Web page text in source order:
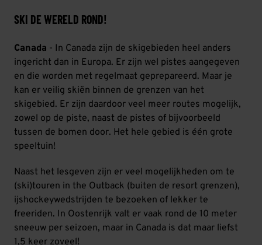
SKI DE WERELD ROND!
Canada - In Canada zijn de skigebieden heel anders
ingericht dan in Europa. Er zijn wel pistes aangegeven
en die worden met regelmaat geprepareerd. Maar je
kan er veilig skiën binnen de grenzen van het
skigebied. Er zijn daardoor veel meer routes mogelijk,
zowel op de piste, naast de pistes of bijvoorbeeld
tussen de bomen door. Het hele gebied is één grote
speeltuin!
Naast het lesgeven zijn er veel mogelijkheden om te
(ski)touren in the Outback (buiten de resort grenzen),
ijshockeywedstrijden te bezoeken of lekker te
freeriden. In Oostenrijk valt er vaak rond de 10 meter
sneeuw per seizoen, maar in Canada is dat maar liefst
1,5 keer zoveel!